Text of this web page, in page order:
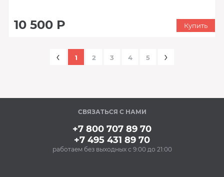
10 500 Р Купить
‹ 1 2 3 4 5 ›
СВЯЗАТЬСЯ С НАМИ
+7 800 707 89 70
+7 495 431 89 70
работаем без выходных с 9:00 до 21:00